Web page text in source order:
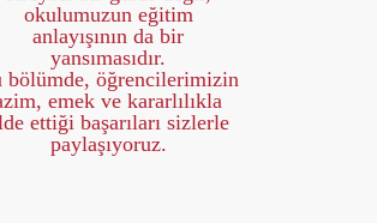
okulumuzun eğitim
anlayışının da bir
yansımasıdır.
bölümde, öğrencilerimizin
emek ve kararlılıkla
ettiği başarıları sizlerle
paylaşıyoruz.